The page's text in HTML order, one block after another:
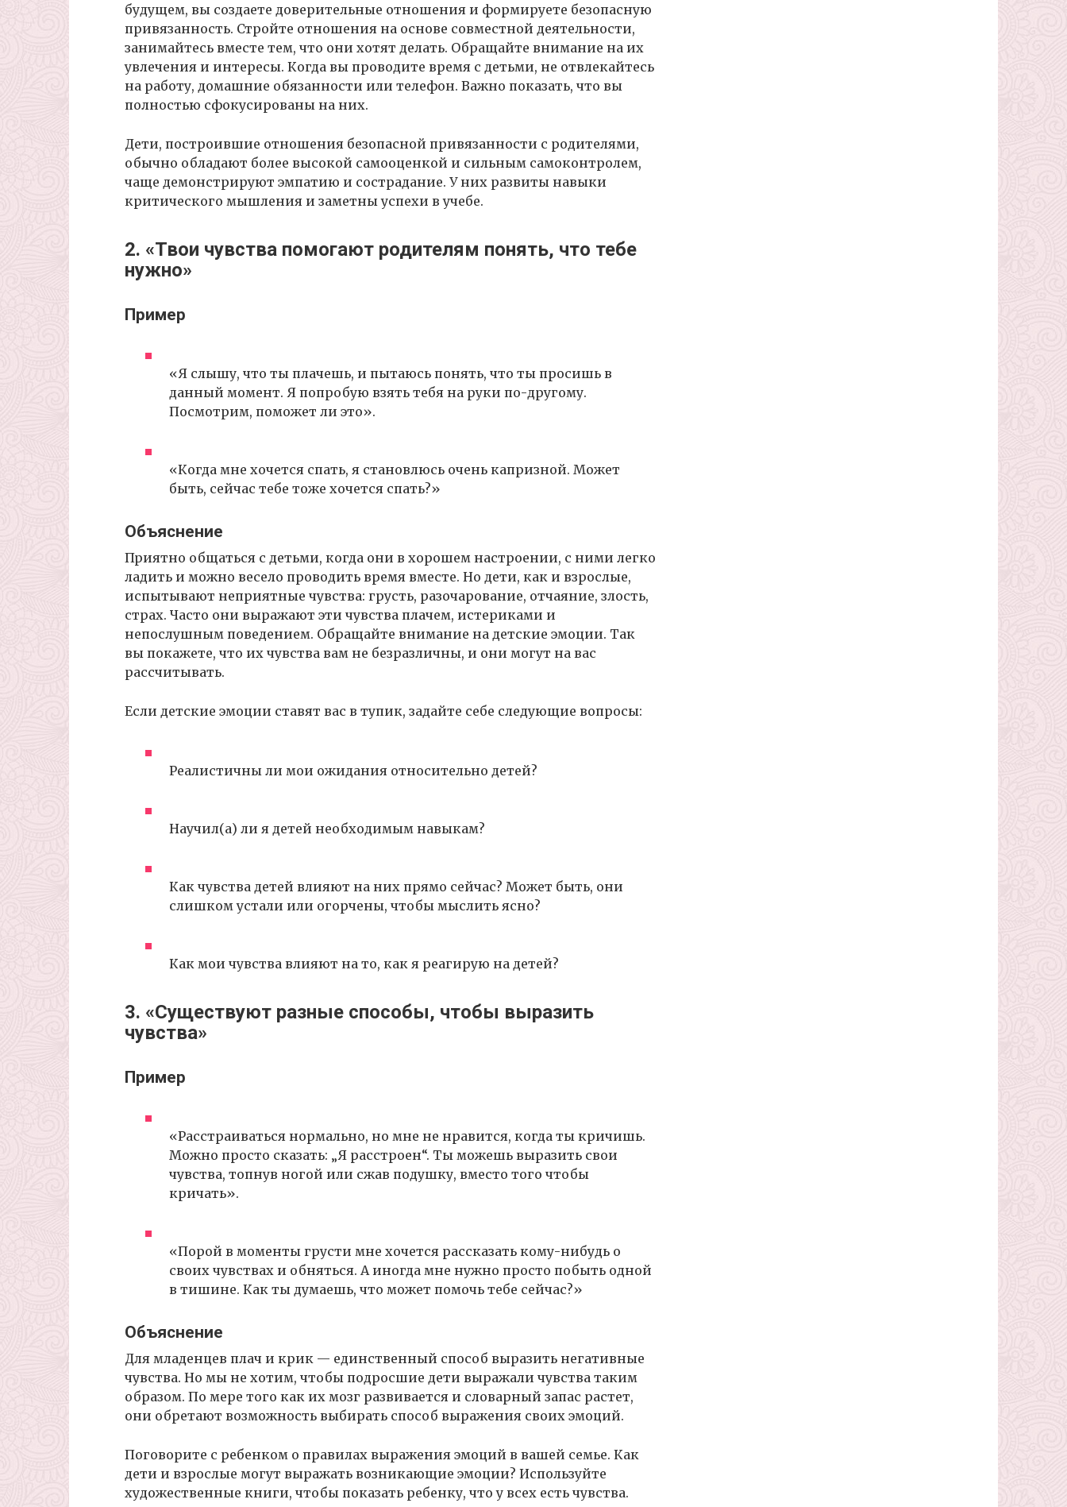
будущем, вы создаете доверительные отношения и формируете безопасную
привязанность. Стройте отношения на основе совместной деятельности,
занимайтесь вместе тем, что они хотят делать. Обращайте внимание на их
увлечения и интересы. Когда вы проводите время с детьми, не отвлекайтесь
на работу, домашние обязанности или телефон. Важно показать, что вы
полностью сфокусированы на них.
Дети, построившие отношения безопасной привязанности с родителями,
обычно обладают более высокой самооценкой и сильным самоконтролем,
чаще демонстрируют эмпатию и сострадание. У них развиты навыки
критического мышления и заметны успехи в учебе.
2. «Твои чувства помогают родителям понять, что тебе
нужно»
Пример
«Я слышу, что ты плачешь, и пытаюсь понять, что ты просишь в
данный момент. Я попробую взять тебя на руки по-другому.
Посмотрим, поможет ли это».
«Когда мне хочется спать, я становлюсь очень капризной. Может
быть, сейчас тебе тоже хочется спать?»
Объяснение
Приятно общаться с детьми, когда они в хорошем настроении, с ними легко
ладить и можно весело проводить время вместе. Но дети, как и взрослые,
испытывают неприятные чувства: грусть, разочарование, отчаяние, злость,
страх. Часто они выражают эти чувства плачем, истериками и
непослушным поведением. Обращайте внимание на детские эмоции. Так
вы покажете, что их чувства вам не безразличны, и они могут на вас
рассчитывать.
Если детские эмоции ставят вас в тупик, задайте себе следующие вопросы:
Реалистичны ли мои ожидания относительно детей?
Научил(а) ли я детей необходимым навыкам?
Как чувства детей влияют на них прямо сейчас? Может быть, они
слишком устали или огорчены, чтобы мыслить ясно?
Как мои чувства влияют на то, как я реагирую на детей?
3. «Существуют разные способы, чтобы выразить
чувства»
Пример
«Расстраиваться нормально, но мне не нравится, когда ты кричишь.
Можно просто сказать: „Я расстроен“. Ты можешь выразить свои
чувства, топнув ногой или сжав подушку, вместо того чтобы
кричать».
«Порой в моменты грусти мне хочется рассказать кому-нибудь о
своих чувствах и обняться. А иногда мне нужно просто побыть одной
в тишине. Как ты думаешь, что может помочь тебе сейчас?»
Объяснение
Для младенцев плач и крик — единственный способ выразить негативные
чувства. Но мы не хотим, чтобы подросшие дети выражали чувства таким
образом. По мере того как их мозг развивается и словарный запас растет,
они обретают возможность выбирать способ выражения своих эмоций.
Поговорите с ребенком о правилах выражения эмоций в вашей семье. Как
дети и взрослые могут выражать возникающие эмоции? Используйте
художественные книги, чтобы показать ребенку, что у всех есть чувства.